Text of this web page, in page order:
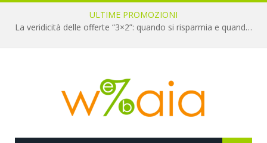
ULTIME PROMOZIONI
La veridicità delle offerte “3×2”: quando si risparmia e quando è un’illusione